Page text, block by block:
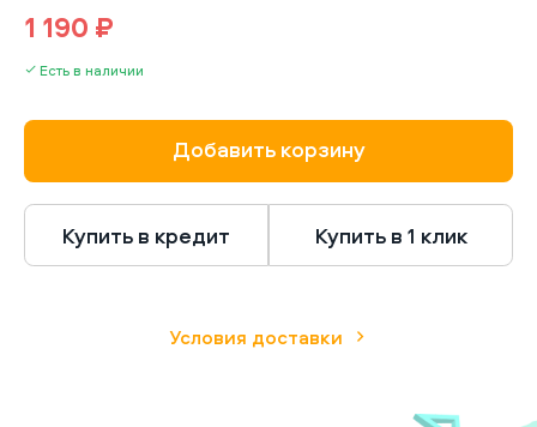
обстановки, изюминкой интерьера, привлекающей
нарисовал не какой-то художник. Её нарисовали
характеристиках сложность 4-5, это значит, что
картина имеет большую детализацию и
множество маленьких участков.
1 190 ₽
Есть в наличии
Добавить корзину
Купить в кредит Купить в 1 клик
Условия доставки